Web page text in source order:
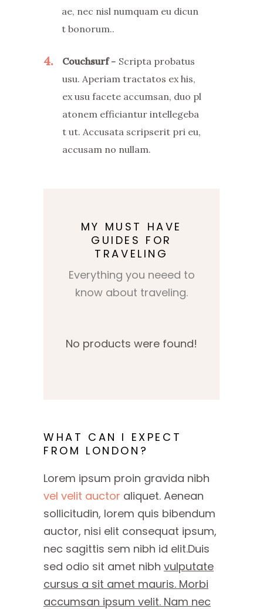
ae, nec nisl numquam eu dicun
t bonorum..
4 Couchsurf
Scripta probatus
usu. Aperiam tractatos ex his,
ex usu facete accumsan, duo pl
atonem efficiantur intellegeba
t ut. Accusata scripserit pri eu,
accusam no nullam.
MY MUST HAVE
GUIDES FOR
TRAVELING
Everything you neeed to
know about traveling.
No products were found!
WHAT CAN I EXPECT
FROM LONDON?
Lorem ipsum proin gravida nibh
vel velit auctor aliquet. Aenean
sollicitudin, lorem quis bibendum
auctor, nisi elit consequat ipsum,
nec sagittis sem nibh id elit.Duis
sed odio sit amet nibh vulputate
cursus a sit amet mauris. Morbi
accumsan ipsum velit. Nam nec